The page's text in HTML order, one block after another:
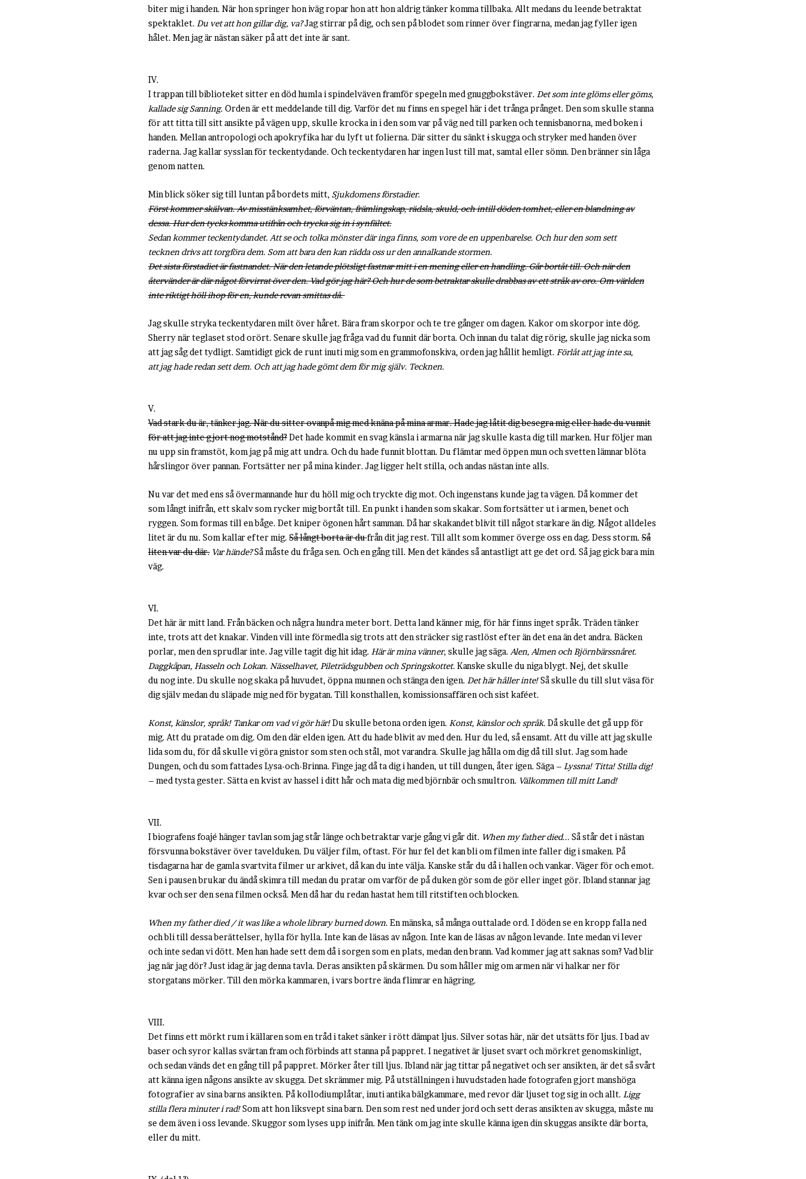
biter mig i handen. När hon springer hon iväg ropar hon att hon aldrig tänker komma tillbaka. Allt medans du leende betraktat
spektaklet. Du vet att hon gillar dig, va?Jag stirrar på dig, och sen på blodet som rinner över fingrarna, medan jag fyller igen
hålet. Men jag är nästan säker på att det inte är sant.
IV.
I trappan till biblioteket sitter en död humla i spindelväven framför spegeln med gnuggbokstäver. Det som inte glöms eller göms,
kallade sig Sanning. Orden är ett meddelande till dig. Varför det nu finns en spegel här i det trånga prånget. Den som skulle stanna
för att titta till sitt ansikte på vägen upp, skulle krocka in i den som var på väg ned till parken och tennisbanorna, med boken i
handen. Mellan antropologi och apokryfika har du lyft ut folierna. Där sitter du sänktiskugga och stryker med handen över
raderna. Jag kallar sysslan för teckentydande. Och teckentydaren har ingen lust till mat, samtal eller sömn. Den bränner sin låga
genom natten.
Min blick söker sig till luntan på bordets mitt, Sjukdomens förstadier.
Först kommer skälvan. Av misstänksamhet, förväntan, främlingskap, rädsla, skuld, och intill döden tomhet, eller en blandning av
dessa. Hur den tycks komma utifrån och trycka sig in i synfältet.
Sedan kommer teckentydandet. Att se och tolka mönster där inga finns, som vore de en uppenbarelse. Och hur den som sett
tecknen drivs att torgföra dem. Som att bara den kan rädda oss ur den annalkande stormen.
Det sista förstadiet är fastnandet. När den letande plötsligt fastnar mitt i en mening eller en handling. Går bortåt till. Och när den
återvänder är där något förvirrat över den. Vad gör jag här? Och hur de som betraktar skulle drabbas av ett stråk av oro. Om världen
inte riktigt höll ihop för en, kunde revan smittas då.
Jag skulle stryka teckentydaren milt över håret. Bära fram skorpor och te tre gånger om dagen. Kakor om skorpor inte dög.
Sherry när teglaset stod orört. Senare skulle jag fråga vad du funnit där borta. Och innan du talat dig rörig, skulle jag nicka som
att jag såg det tydligt. Samtidigt gick de runt inuti mig som en grammofonskiva, orden jag hållit hemligt. Förlåt att jag inte sa,
att jag hade redan sett dem. Och att jag hade gömt dem för mig själv. Tecknen.
V.
Vad stark du är, tänker jag. När du sitter ovanpå mig med knäna på mina armar. Hade jag låtit dig besegra mig eller hade du vunnit
för att jag inte gjort nog motstånd?Det hade kommit en svag känsla i armarna när jag skulle kasta dig till marken. Hur följer man
nu upp sin framstöt, kom jag på mig att undra. Och du hade funnit blottan. Du flämtar med öppen mun och svetten lämnar blöta
hårslingor över pannan. Fortsätter ner på mina kinder. Jag ligger helt stilla, och andas nästan inte alls.
Nu var det med ens så övermannande hur du höll mig och tryckte dig mot. Och ingenstans kunde jag ta vägen. Då kommer det
som långt inifrån, ett skalv som rycker mig bortåt till. En punkt i handen som skakar. Som fortsätter ut i armen, benet och
ryggen. Som formas till en båge. Det kniper ögonen hårt samman. Då har skakandet blivit till något starkare än dig. Något alldeles
litet är du nu. Som kallar efter mig. Så långt borta är dufrån dit jag rest. Till allt som kommer överge oss en dag. Dess storm. Så
liten var du där. Var hände?Så måste du fråga sen. Och en gång till. Men det kändes så antastligt att ge det ord. Så jag gick bara min
väg.
VI.
Det här är mitt land. Från bäcken och några hundra meter bort. Detta land känner mig, för här finns inget språk. Träden tänker
inte, trots att det knakar. Vinden vill inte förmedla sig trots att den sträcker sig rastlöst efter än det ena än det andra. Bäcken
porlar, men den sprudlar inte. Jag ville tagit dig hit idag. Här är mina vänner, skulle jag säga. Alen, Almen och Björnbärssnåret.
Daggkåpan, Hasseln och Lokan. Nässelhavet, Pileträdsgubben och Springskottet. Kanske skulle du niga blygt. Nej, det skulle
du nog inte. Du skulle nog skaka på huvudet, öppna munnen och stänga den igen. Det här håller inte!Så skulle du till slut väsa för
dig själv medan du släpade mig ned för bygatan. Till konsthallen, komissionsaffären och sist kaféet.
Konst, känslor, språk! Tankar om vad vi gör här!Du skulle betona orden igen. Konst, känslor och språk. Då skulle det gå upp för
mig. Att du pratade om dig. Om den där elden igen. Att du hade blivit av med den. Hur du led, så ensamt. Att du ville att jag skulle
lida som du, för då skulle vi göra gnistor som sten och stål, mot varandra. Skulle jag hålla om dig då till slut. Jag som hade
Dungen, och du som fattades Lysa-och-Brinna. Finge jag då ta dig i handen, ut till dungen, åter igen. Säga – Lyssna! Titta! Stilla dig!
– med tysta gester. Sätta en kvist av hassel i ditt hår och mata dig med björnbär och smultron. Välkommen till mitt Land!
VII.
I biografens foajé hänger tavlan som jag står länge och betraktar varje gång vi går dit. When my father died... Så står det i nästan
försvunna bokstäver över tavelduken. Du väljer film, oftast. För hur fel det kan bli om filmen inte faller dig i smaken. På
tisdagarna har de gamla svartvita filmer ur arkivet, då kan du inte välja. Kanske står du då i hallen och vankar. Väger för och emot.
Sen i pausen brukar du ändå skimra till medan du pratar om varför de på duken gör som de gör eller inget gör. Ibland stannar jag
kvar och ser den sena filmen också. Men då har du redan hastat hem till ritstiften och blocken.
When my father died / it was like a whole library burned down. En mänska, så många outtalade ord. I döden se en kropp falla ned
och bli till dessa berättelser, hylla för hylla. Inte kan de läsas av någon. Inte kan de läsas av någon levande. Inte medan vi lever
och inte sedan vi dött. Men han hade sett dem då i sorgen som en plats, medan den brann. Vad kommer jag att saknas som? Vad blir
jag när jag dör? Just idag är jag denna tavla. Deras ansikten på skärmen. Du som håller mig om armen när vi halkar ner för
storgatans mörker. Till den mörka kammaren, i vars bortre ända flimrar en hägring.
VIII.
Det finns ett mörkt rum i källaren som en tråd i taket sänker i rött dämpat ljus. Silver sotas här, när det utsätts för ljus. I bad av
baser och syror kallas svärtan fram och förbinds att stanna på pappret. I negativet är ljuset svart och mörkret genomskinligt,
och sedan vänds det en gång till på pappret. Mörker åter till ljus. Ibland när jag tittar på negativet och ser ansikten, är det så svårt
att känna igen någons ansikte av skugga. Det skrämmer mig. På utställningen i huvudstaden hade fotografen gjort manshöga
fotografier av sina barns ansikten. På kollodiumplåtar, inuti antika bälgkammare, med revor där ljuset tog sig in och allt. Ligg
stilla flera minuter i rad!Som att hon liksvept sina barn. Den som rest ned under jord och sett deras ansikten av skugga, måste nu
se dem även i oss levande. Skuggor som lyses upp inifrån. Men tänk om jag inte skulle känna igen din skuggas ansikte där borta,
eller du mitt.